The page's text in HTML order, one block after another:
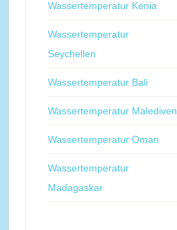
Wassertemperatur Kenia
Wassertemperatur
Seychellen
Wassertemperatur Bali
Wassertemperatur Malediven
Wassertemperatur Oman
Wassertemperatur
Madagaskar